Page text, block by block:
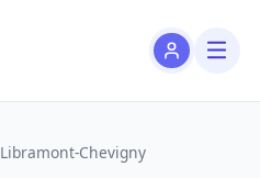
Libramont-Chevigny